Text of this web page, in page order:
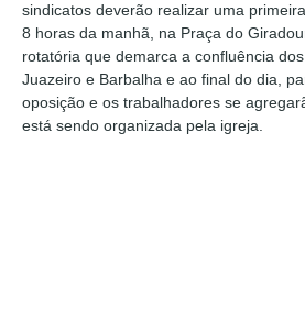
sindicatos deverão realizar uma
8 horas da manhã, na Praça do
rotatória que demarca a confluência
Juazeiro e Barbalha e ao final do dia,
oposição e os trabalhadores se
está sendo organizada pela igreja.